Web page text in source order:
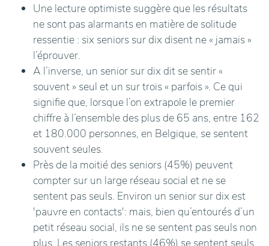
Une lecture optimiste suggère que les résultats
ne sont pas alarmants en matière de solitude
ressentie : six seniors sur dix disent ne « jamais »
l’éprouver.
A l’inverse, un senior sur dix dit se sentir «
souvent » seul et un sur trois « parfois ». Ce qui
signifie que, lorsque l’on extrapole le premier
chiffre à l’ensemble des plus de 65 ans, entre 162
et 180.000 personnes, en Belgique, se sentent
souvent seules.
Près de la moitié des seniors (45%) peuvent
compter sur un large réseau social et ne se
sentent pas seuls. Environ un senior sur dix est
'pauvre en contacts': mais, bien qu’entourés d’un
petit réseau social, ils ne se sentent pas seuls non
plus. Les seniors restants (46%) se sentent seuls.